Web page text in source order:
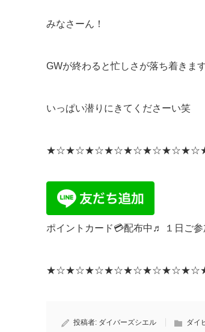
みなさーん！
GWが終わると忙しさが落ち着きま
いっぱい潜りにきてくださーい笑
ポイントカード💳配布中♬ １日ご
投稿者: ダイバーズシエル ダイ